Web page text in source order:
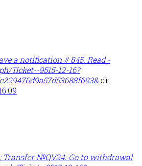
a notification # 845. Read -
Ticket--9515-12-16?
di:
Transfer №QV24. Go to withdrawal